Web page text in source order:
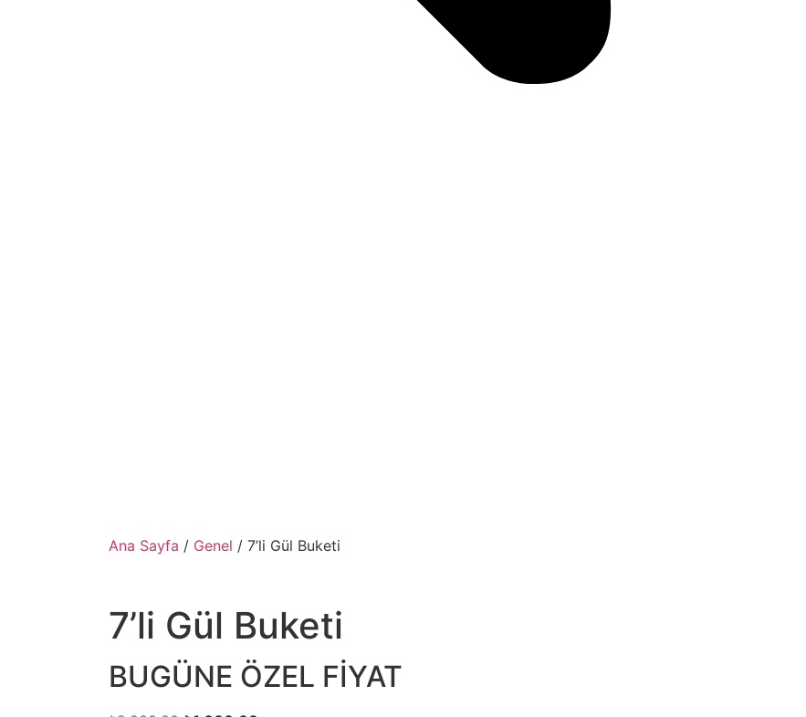
Ana Sayfa / Genel / 7’li Gül Buketi
7’li Gül Buketi
BUGÜNE ÖZEL FİYAT